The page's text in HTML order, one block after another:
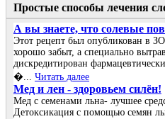
Простые способы лечения
А вы знаете, что солевые
Этот рецепт был опубликован в
хорошо забыт, а специально
дискредитирован
�... Читать далее
Мед и лен - здоровьем силён!
Мед с семенами льна- лучшее
Детоксикация с помощью семян